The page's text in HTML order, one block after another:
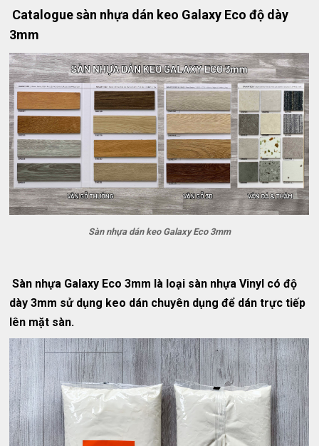
Catalogue sàn nhựa dán keo Galaxy Eco độ dày
3mm
Sàn nhựa dán keo Galaxy Eco 3mm
Sàn nhựa Galaxy Eco 3mm là loại sàn nhựa Vinyl có độ
dày 3mm sử dụng keo dán chuyên dụng để dán trực tiếp
lên mặt sàn.